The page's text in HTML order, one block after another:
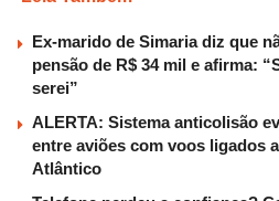
Ex-marido de Simaria diz que
pensão de R$ 34 mil e afirma:
serei”
ALERTA: Sistema anticolisão
entre aviões com voos ligados
Atlântico